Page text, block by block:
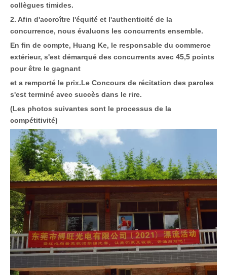
collègues timides.
2. Afin d'accroître l'équité et l'authenticité de la
concurrence, nous évaluons les concurrents ensemble.
En fin de compte, Huang Ke, le responsable du commerce
extérieur, s'est démarqué des concurrents avec 45,5 points
pour être le gagnant
et a remporté le prix.Le Concours de récitation des paroles
s'est terminé avec succès dans le rire.
(Les photos suivantes sont le processus de la
compétitivité)